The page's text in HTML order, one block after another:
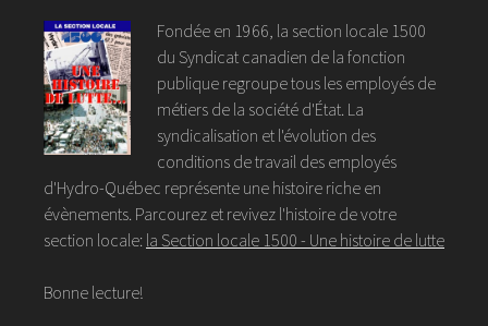
Fondée en 1966, la section locale 1500
du Syndicat canadien de la fonction
publique regroupe tous les employés de
métiers de la société d'État. La
syndicalisation et l'évolution des
conditions de travail des employés
d'Hydro-Québec représente une histoire riche en
évènements. Parcourez et revivez l'histoire de votre
section locale: la Section locale 1500 - Une histoire de lutte
Bonne lecture!